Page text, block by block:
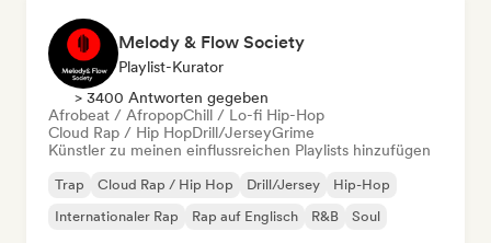
Melody & Flow Society
Playlist-Kurator
> 3400 Antworten gegeben
Afrobeat / AfropopChill / Lo-fi Hip-Hop
Cloud Rap / Hip HopDrill/JerseyGrime
Künstler zu meinen einflussreichen Playlists hinzufügen
Trap Cloud Rap / Hip Hop Drill/Jersey
Hip-Hop
Internationaler Rap
Rap auf Englisch R&B Soul